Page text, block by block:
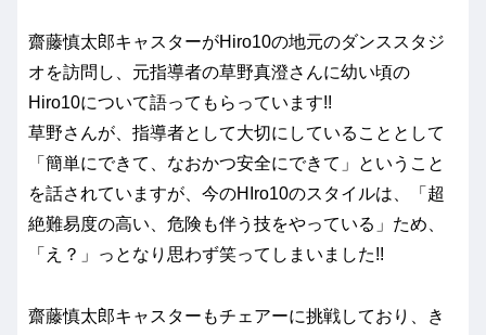
齋藤慎太郎キャスターがHiro10の地元のダンススタジ
オを訪問し、元指導者の草野真澄さんに幼い頃の
Hiro10について語ってもらっています!!
草野さんが、指導者として大切にしていることとして
「簡単にできて、なおかつ安全にできて」ということ
を話されていますが、今のHIro10のスタイルは、「超
絶難易度の高い、危険も伴う技をやっている」ため、
「え？」っとなり思わず笑ってしまいました!!
齋藤慎太郎キャスターもチェアーに挑戦しており、き